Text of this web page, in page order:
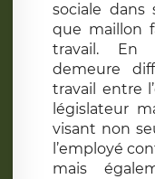
sociale
que maillon
travail. En
demeure
travail entre
législateur
visant non
l’employé
mais